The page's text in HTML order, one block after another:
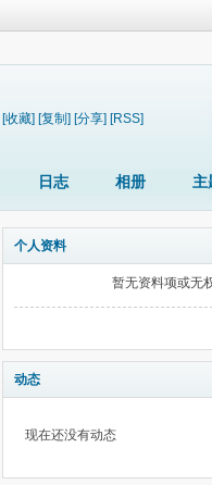
[收藏] [复制] [分享] [RSS]
日志 相册 主
个人资料
暂无资料项或无
动态
现在还没有动态